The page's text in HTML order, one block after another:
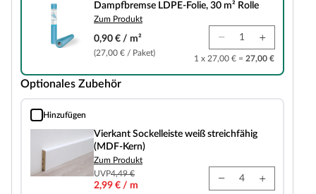
Dampfbremse LDPE-Folie, 30 m² Rolle
Zum Produkt
0,90 € / m²
(27,00 € / Paket)
1 x 27,00 € = 27,00 €
Optionales Zubehör
Hinzufügen
Vierkant Sockelleiste weiß streichfähig (MDF-Kern)
Vierkant Sockelleiste weiß streichfähig
(MDF-Kern)
Zum Produkt
UVP4,49 €
2,99 € / m